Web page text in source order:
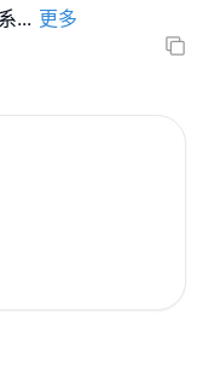
... 更多